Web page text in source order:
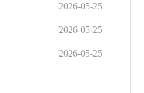
2026-05-25
2026-05-25
2026-05-25